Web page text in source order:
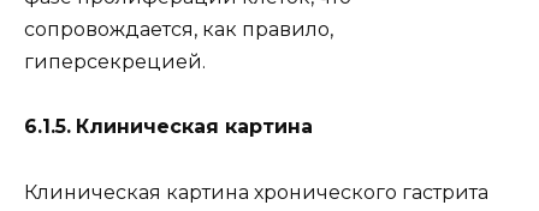
сопровождается, как правило,
гиперсекрецией.
6.1.5. Клиническая картина
Клиническая картина хронического гастрита